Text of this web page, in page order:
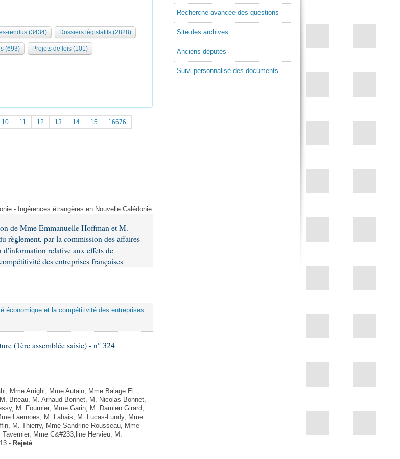
rendus (3434) Dossiers législatifs (2828)
(693) Projets de lois (101)
10 11 12 13 14 15
16676
- Ingérences étrangères en Nouvelle Calédonie
de Mme Emmanuelle Hoffman et M.
règlement, par la commission des affaires
relative aux effets de
des entreprises françaises
économique et la compétitivité des entreprises
(1ère assemblée saisie) - n° 324
Mme Arrighi, Mme Autain, Mme Balage El
Biteau, M. Arnaud Bonnet, M. Nicolas Bonnet,
M. Fournier, Mme Garin, M. Damien Girard,
Laernoes, M. Lahais, M. Lucas-Lundy, Mme
M. Thierry, Mme Sandrine Rousseau, Mme
Mme C&#233;line Hervieu, M.
- Rejeté
Recherche avancée des questions
Site des archives
Anciens députés
Suivi personnalisé des documents